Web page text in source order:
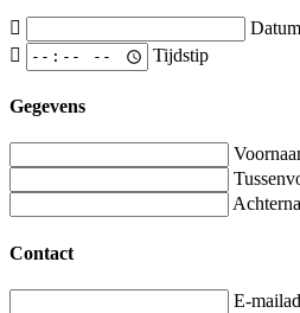
Datum
Tijdstip
Gegevens
Contact
E-